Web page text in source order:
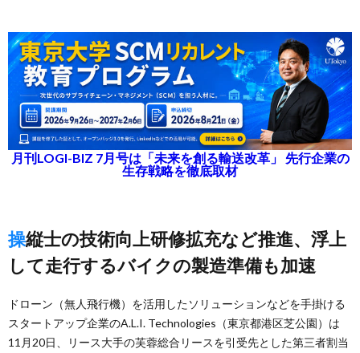
月刊LOGI-BIZ 7月号は「未来を創る輸送改革」 先行企業の
生存戦略を徹底取材
操縦士の技術向上研修拡充など推進、浮上
して走行するバイクの製造準備も加速
ドローン（無人飛行機）を活用したソリューションなどを手掛ける
スタートアップ企業のA.L.I. Technologies（東京都港区芝公園）は
11月20日、リース大手の芙蓉総合リースを引受先とした第三者割当